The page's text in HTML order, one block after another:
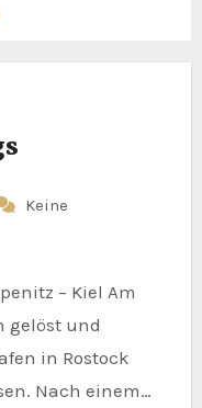
Keine
gelöst und
in Rostock
Nach einem…